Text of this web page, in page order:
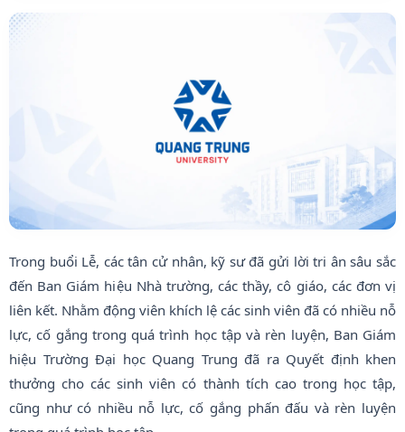
Trong buổi Lễ, các tân cử nhân, kỹ sư đã gửi lời tri ân sâu sắc
đến Ban Giám hiệu Nhà trường, các thầy, cô giáo, các đơn vị
liên kết. Nhằm động viên khích lệ các sinh viên đã có nhiều nỗ
lực, cố gắng trong quá trình học tập và rèn luyện, Ban Giám
hiệu Trường Đại học Quang Trung đã ra Quyết định khen
thưởng cho các sinh viên có thành tích cao trong học tập,
cũng như có nhiều nỗ lực, cố gắng phấn đấu và rèn luyện